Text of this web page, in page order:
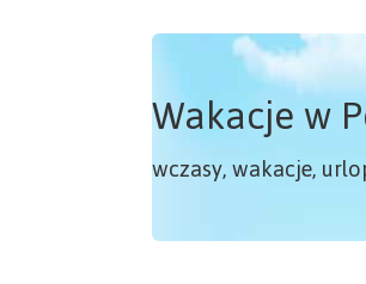
Wakacje w
wczasy, wakacje,